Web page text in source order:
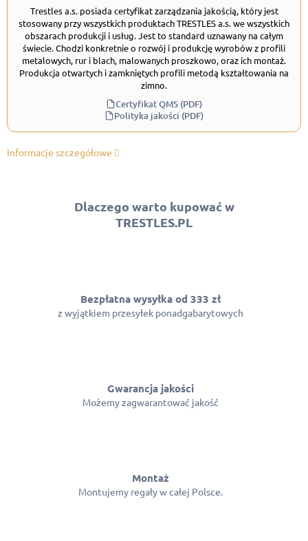
Trestles a.s. posiada certyfikat zarządzania jakością, który jest
stosowany przy wszystkich produktach TRESTLES a.s. we wszystkich
obszarach produkcji i usług. Jest to standard uznawany na całym
świecie. Chodzi konkretnie o rozwój i produkcję wyrobów z profili
metalowych, rur i blach, malowanych proszkowo, oraz ich montaż.
Produkcja otwartych i zamkniętych profili metodą kształtowania na
zimno.
Certyfikat QMS (PDF)
Polityka jakości (PDF)
Informacje szczegółowe
Dlaczego warto kupować w
TRESTLES.PL
Bezpłatna wysyłka od 333 zł
z wyjątkiem przesyłek ponadgabarytowych
Gwarancja jakości
Możemy zagwarantować jakość
Montaż
Montujemy regały w całej Polsce.